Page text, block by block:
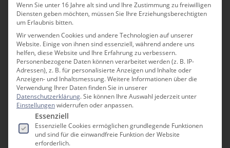
Work@STEM – Zu
jung für
Berufsbezüge?
Wenn Sie unter 16 Jahre alt sind und Ihre Zustimmung zu freiwilligen
Diensten geben möchten, müssen Sie Ihre Erziehungsberechtigten
um Erlaubnis bitten.
Wir verwenden Cookies und andere Technologien auf unserer
Website. Einige von ihnen sind essenziell, während andere uns
helfen, diese Website und Ihre Erfahrung zu verbessern.
Personenbezogene Daten können verarbeitet werden (z. B. IP-
Adressen), z. B. für personalisierte Anzeigen und Inhalte oder
Anzeigen- und Inhaltsmessung.Weitere Informationen über die
Verwendung Ihrer Daten finden Sie in unserer
Datenschutzerklärung.Sie können Ihre Auswahl jederzeit unter
Einstellungenwiderrufen oder anpassen.
Es folgt eine Liste der Service-Gruppen, für die
Essenziell
Essenzielle Cookies ermöglichen grundlegende Funktionen
und sind für die einwandfreie Funktion der Website
erforderlich.